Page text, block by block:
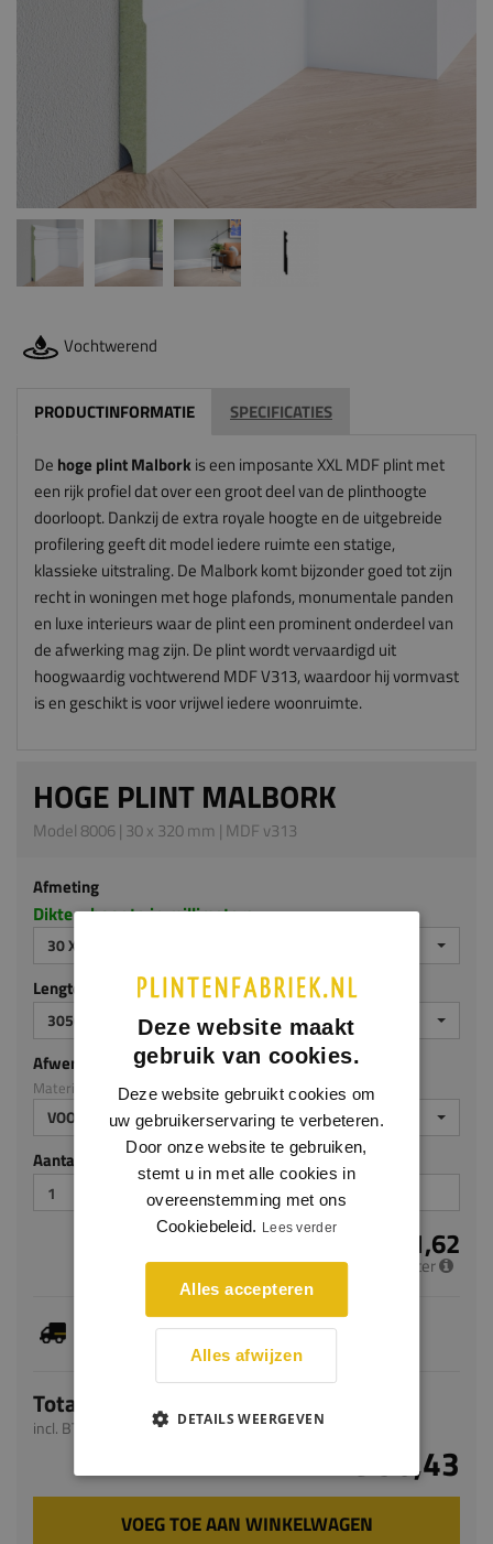
Vochtwerend
PRODUCTINFORMATIE SPECIFICATIES
De hoge plint Malborkis een imposante XXL MDF plint met
een rijk profiel dat over een groot deel van de plinthoogte
doorloopt. Dankzij de extra royale hoogte en de uitgebreide
profilering geeft dit model iedere ruimte een statige,
klassieke uitstraling. De Malbork komt bijzonder goed tot zijn
recht in woningen met hoge plafonds, monumentale panden
en luxe interieurs waar de plint een prominent onderdeel van
de afwerking mag zijn. De plint wordt vervaardigd uit
hoogwaardig vochtwerend MDF V313, waardoor hij vormvast
is en geschikt is voor vrijwel iedere woonruimte.
HOGE PLINT MALBORK
Model 8006 | 30 x 320 mm | MDF v313
Afmeting
Dikte x hoogte in millimeters
30 X 320 MM
Lengte (mm)
3050
Afwerking
Materiaal: MDF v313
VOORGELAKT
Aantal stuks
€ 31,62
per meter
Je hebt gekozen voor maatwerk, de verwachte
Totaal
incl. BTW
€ 96,43
VOEG TOE AAN WINKELWAGEN
Deze website maakt
gebruik van cookies.
Deze website gebruikt cookies om
uw gebruikerservaring te verbeteren.
Door onze website te gebruiken,
stemt u in met alle cookies in
overeenstemming met ons
Cookiebeleid. Lees verder
Alles accepteren
Alles afwijzen
DETAILS WEERGEVEN